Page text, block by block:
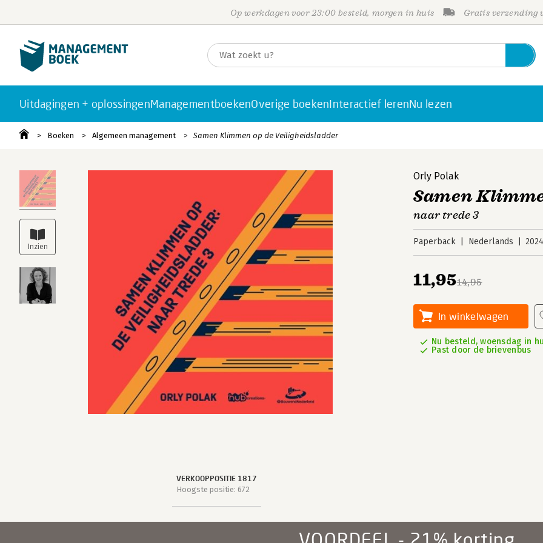
Op werkdagen voor 23:00 besteld, morgen in huis Gratis verzending
Uitdagingen + oplossingenManagementboekenOverige boekenInteractief lerenNu lezen
Boeken Algemeen management Samen Klimmen op de Veiligheidsladder
VERKOOPPOSITIE 1817
Hoogste positie: 672
Orly Polak
Samen
naar trede 3
Paperback Nederlands
14,95
11,95
In winkelwagen
Nu besteld, woensdag in
Past door de brievenbus